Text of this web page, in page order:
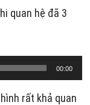
quan hệ đã 3
00:00
rất khả quan